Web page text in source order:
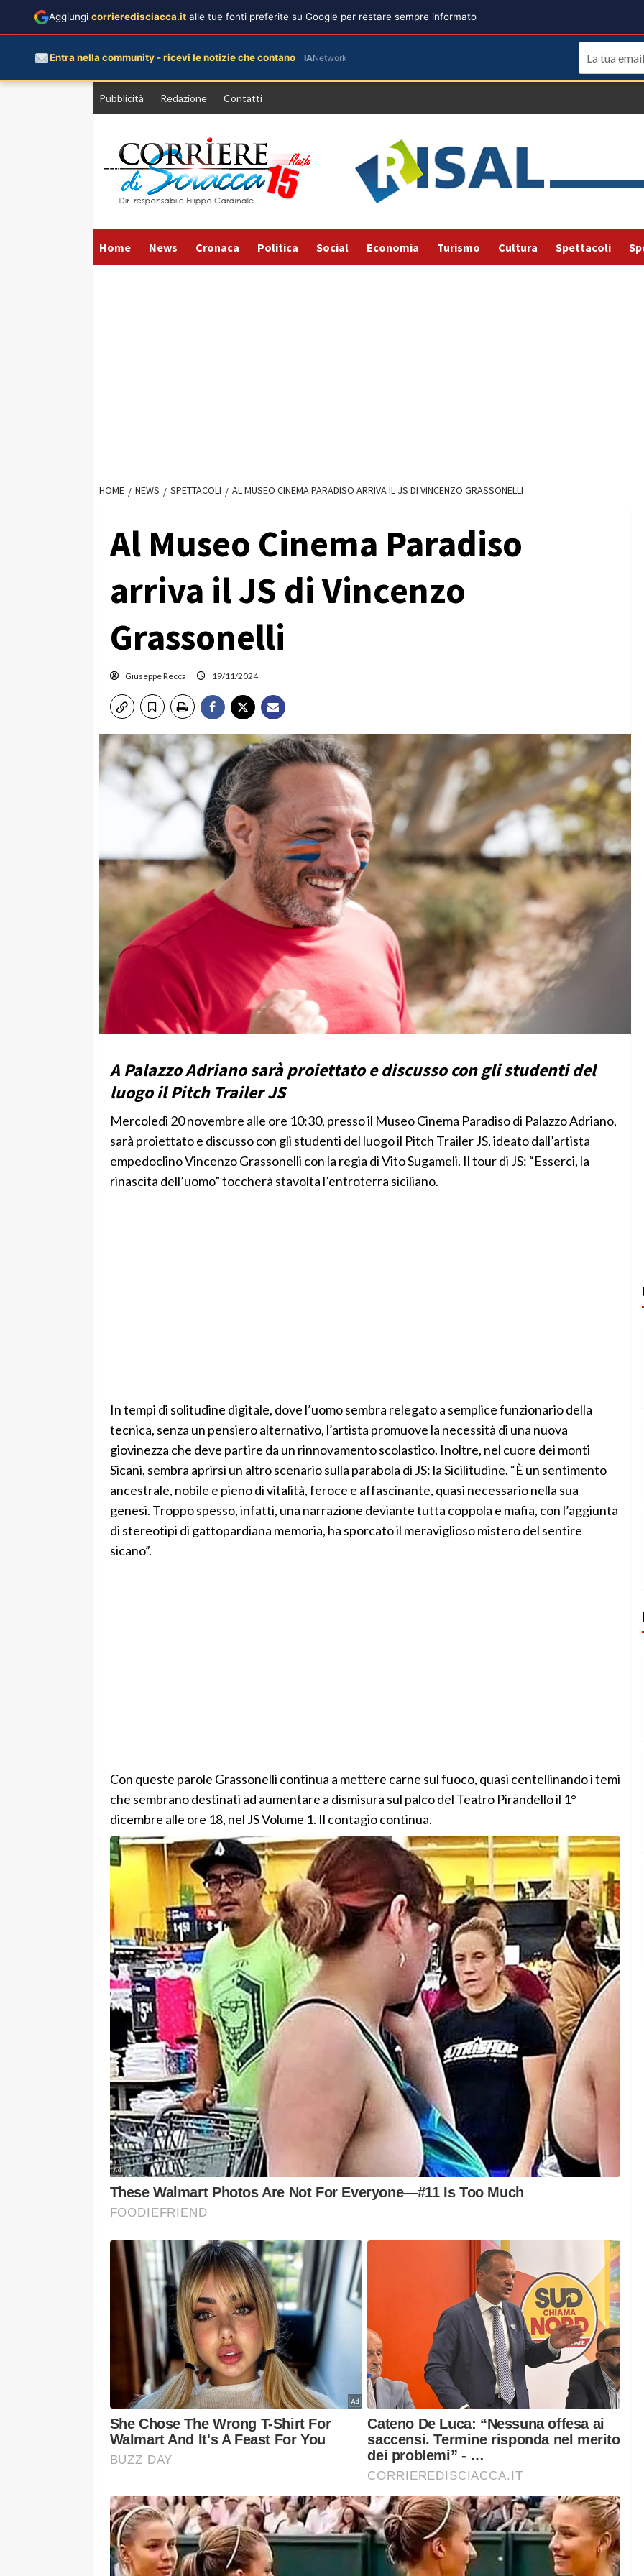
Pubblicità Redazione Contatti
Home News Cronaca Politica Social Economia Turismo Cultura Spettacoli
HOME NEWS SPETTACOLI AL MUSEO CINEMA PARADISO ARRIVA IL JS DI VINCENZO GRASSONELLI
Al Museo Cinema Paradiso
arriva il JS di Vincenzo
Grassonelli
Giuseppe Recca 19/11/2024
A Palazzo Adriano sarà proiettato e discusso con gli studenti del
luogo il Pitch Trailer JS
Mercoledì 20 novembre alle ore 10:30, presso il Museo Cinema Paradiso di Palazzo Adriano,
sarà proiettato e discusso con gli studenti del luogo il Pitch Trailer JS, ideato dall’artista
empedoclino Vincenzo Grassonelli con la regia di Vito Sugameli. Il tour di JS: “Esserci, la
rinascita dell’uomo” toccherà stavolta l’entroterra siciliano.
In tempi di solitudine digitale, dove l’uomo sembra relegato a semplice funzionario della
tecnica, senza un pensiero alternativo, l’artista promuove la necessità di una nuova
giovinezza che deve partire da un rinnovamento scolastico. Inoltre, nel cuore dei monti
Sicani, sembra aprirsi un altro scenario sulla parabola di JS: la Sicilitudine. “È un sentimento
ancestrale, nobile e pieno di vitalità, feroce e affascinante, quasi necessario nella sua
genesi. Troppo spesso, infatti, una narrazione deviante tutta coppola e mafia, con l’aggiunta
di stereotipi di gattopardiana memoria, ha sporcato il meraviglioso mistero del sentire
sicano”.
Con queste parole Grassonelli continua a mettere carne sul fuoco, quasi centellinando i temi
che sembrano destinati ad aumentare a dismisura sul palco del Teatro Pirandello il 1°
dicembre alle ore 18, nel JS Volume 1. Il contagio continua.
Aggiungi corrieredisciacca.it alle tue fonti preferite su Google per restare sempre informato
Entra nella community - ricevi le notizie che contano IANetwork